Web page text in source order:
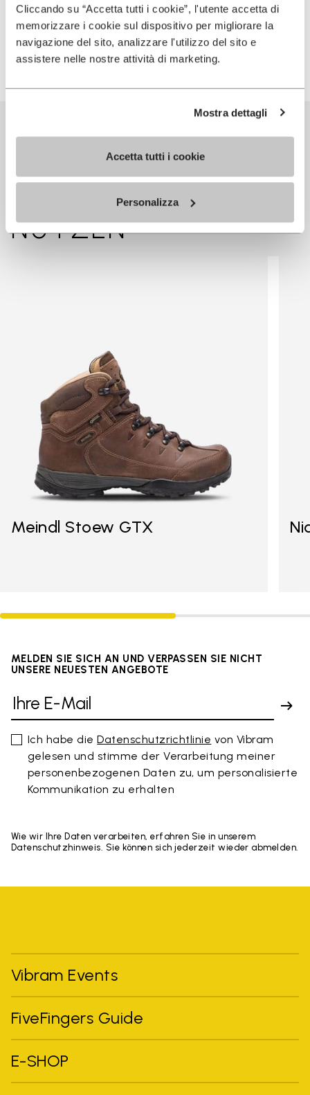
Cliccando su “Accetta tutti i cookie”, l'utente accetta di
memorizzare i cookie sul dispositivo per migliorare la
navigazione del sito, analizzare l'utilizzo del sito e
assistere nelle nostre attività di marketing.
Mostra dettagli
Accetta tutti i cookie
Personalizza
ICE
PARTNERPRODUKTE,
DIE DIESE
TECHNOLOGIE
NUTZEN
Meindl Stoew GTX
MELDEN SIE SICH AN UND VERPASSEN SIE NICHT
UNSERE NEUESTEN ANGEBOTE
Ich habe dieDatenschutzrichtlinie von Vibram
gelesen und stimme der Verarbeitung meiner
personenbezogenen Daten zu, um personalisierte
Kommunikation zu erhalten
Wie wir Ihre Daten verarbeiten, erfahren Sie in unserem
Datenschutzhinweis. Sie können sich jederzeit wieder abmelden.
Vibram Events
FiveFingers Guide
E-SHOP